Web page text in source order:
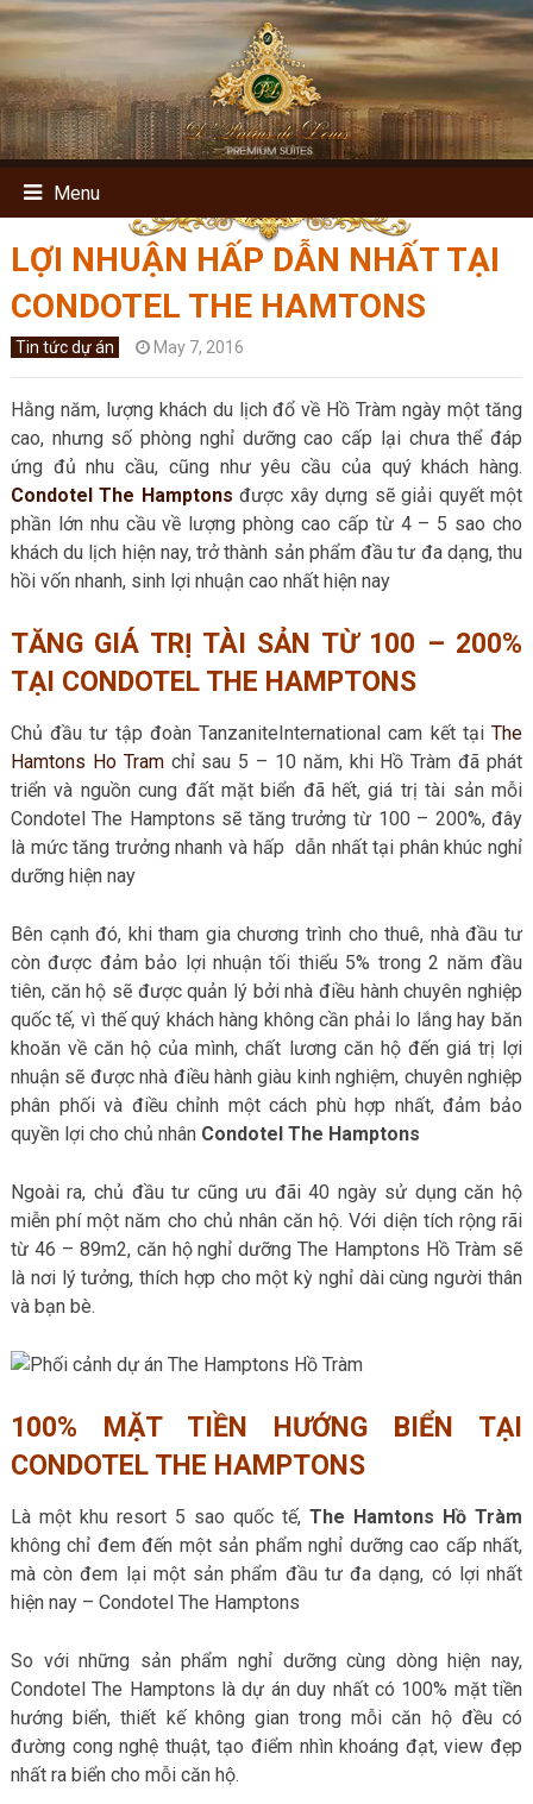
Menu
LỢI NHUẬN HẤP DẪN NHẤT TẠI
CONDOTEL THE HAMTONS
Tin tức dự án May 7, 2016
Hằng năm, lượng khách du lịch đổ về Hồ Tràm ngày một tăng
cao, nhưng số phòng nghỉ dưỡng cao cấp lại chưa thể đáp
ứng đủ nhu cầu, cũng như yêu cầu của quý khách hàng.
Condotel The Hamptons được xây dựng sẽ giải quyết một
phần lớn nhu cầu về lượng phòng cao cấp từ 4 – 5 sao cho
khách du lịch hiện nay, trở thành sản phẩm đầu tư đa dạng, thu
hồi vốn nhanh, sinh lợi nhuận cao nhất hiện nay
TĂNG GIÁ TRỊ TÀI SẢN TỪ 100 – 200%
TẠI CONDOTEL THE HAMPTONS
Chủ đầu tư tập đoàn TanzaniteInternational cam kết tạiThe
Hamtons Ho Tramchỉ sau 5 – 10 năm, khi Hồ Tràm đã phát
triển và nguồn cung đất mặt biển đã hết, giá trị tài sản mỗi
Condotel The Hamptons sẽ tăng trưởng từ 100 – 200%, đây
là mức tăng trưởng nhanh và hấp dẫn nhất tại phân khúc nghỉ
dưỡng hiện nay
Bên cạnh đó, khi tham gia chương trình cho thuê, nhà đầu tư
còn được đảm bảo lợi nhuận tối thiểu 5% trong 2 năm đầu
tiên, căn hộ sẽ được quản lý bởi nhà điều hành chuyên nghiệp
quốc tế, vì thế quý khách hàng không cần phải lo lắng hay băn
khoăn về căn hộ của mình, chất lương căn hộ đến giá trị lợi
nhuận sẽ được nhà điều hành giàu kinh nghiệm, chuyên nghiệp
phân phối và điều chỉnh một cách phù hợp nhất, đảm bảo
quyền lợi cho chủ nhân Condotel The Hamptons
Ngoài ra, chủ đầu tư cũng ưu đãi 40 ngày sử dụng căn hộ
miễn phí một năm cho chủ nhân căn hộ. Với diện tích rộng rãi
từ 46 – 89m2, căn hộ nghỉ dưỡng The Hamptons Hồ Tràm sẽ
là nơi lý tưởng, thích hợp cho một kỳ nghỉ dài cùng người thân
và bạn bè.
100% MẶT TIỀN HƯỚNG BIỂN TẠI
CONDOTEL THE HAMPTONS
Là một khu resort 5 sao quốc tế,The Hamtons Hồ Tràm
không chỉ đem đến một sản phẩm nghỉ dưỡng cao cấp nhất,
mà còn đem lại một sản phẩm đầu tư đa dạng, có lợi nhất
hiện nay – Condotel The Hamptons
So với những sản phẩm nghỉ dưỡng cùng dòng hiện nay,
Condotel The Hamptons là dự án duy nhất có 100% mặt tiền
hướng biển, thiết kế không gian trong mỗi căn hộ đều có
đường cong nghệ thuật, tạo điểm nhìn khoáng đạt, view đẹp
nhất ra biển cho mỗi căn hộ.